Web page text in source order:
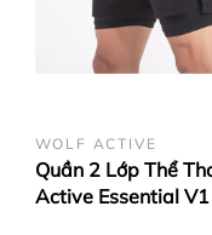
WOLF ACTIVE
Quần 2 Lớp Thể
Active Essential